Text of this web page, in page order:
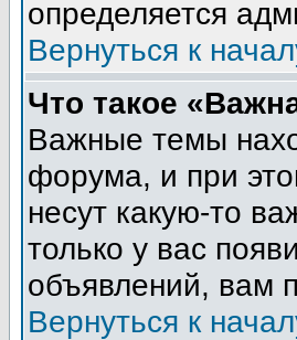
определяется
Вернуться к
Что такое
Важные темы
форума, и при
несут какую-то
только у вас
объявлений, вам
Вернуться к